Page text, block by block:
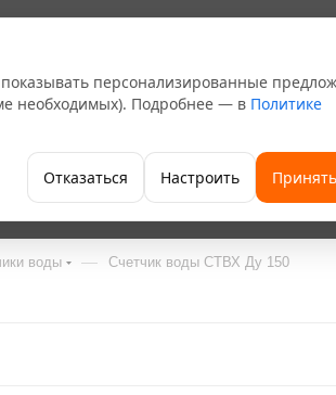
Компания
воды — Счетчик воды СТВХ Ду 150
персонализированные
необходимых). Подробнее — в Политике
Отказаться Настроить